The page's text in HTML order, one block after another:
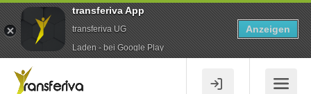
transferiva App
transferiva UG
Laden - bei Google Play
Anzeigen